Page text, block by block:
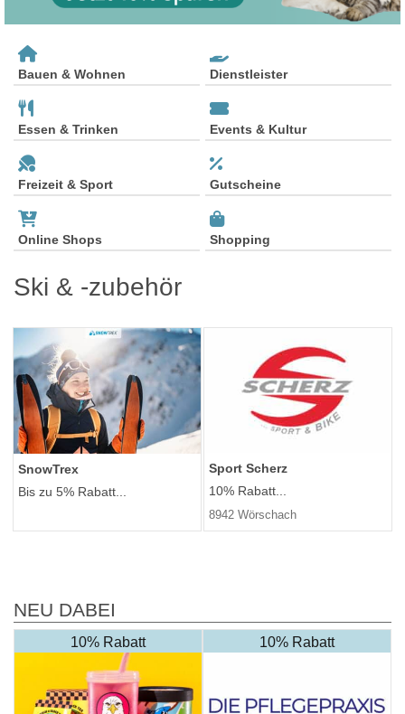
Bauen & Wohnen Dienstleister
Essen & Trinken Events & Kultur
Freizeit & Sport Gutscheine
Online Shops Shopping
Ski & -zubehör
SnowTrex
Bis zu 5% Rabatt...
Sport Scherz
10% Rabatt...
8942 Wörschach
NEU DABEI
10% Rabatt 10% Rabatt